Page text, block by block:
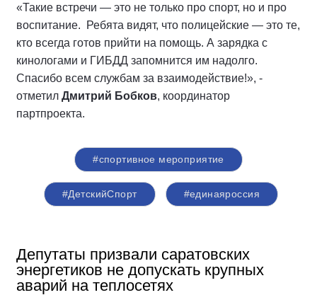
«Такие встречи — это не только про спорт, но и про
воспитание. Ребята видят, что полицейские — это те,
кто всегда готов прийти на помощь. А зарядка с
кинологами и ГИБДД запомнится им надолго.
Спасибо всем службам за взаимодействие!», -
отметил Дмитрий Бобков, координатор
партпроекта.
#спортивное мероприятие
#ДетскийСпорт #единаяроссия
Депутаты призвали саратовских
энергетиков не допускать крупных
аварий на теплосетях